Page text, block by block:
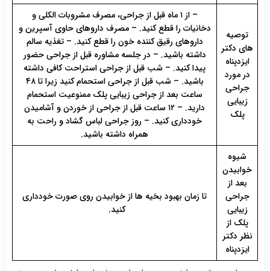
توصیه
های دکتر
ایزدپناه
در مورد
جراحی
زیبایی
پلک
– از ۱ ماه قبل از جراحی، مصرف مشروبات الکلی و
دخانیات را قطع کنید. – مصرف داروهای حاوی آسپرین و
داروهای رقیق کننده خون را قطع کنید. – تغذیه سالم
داشته باشید. – در جلسه مشاوره قبل از جراحی حضور
پیدا کنید. – شب قبل از جراحی استراحت کافی داشته
باشید. – شب قبل از جراحی استحمام کنید زیرا تا ۴۸
ساعت بعد از جراحی زیبایی پلک ممنوعیت استحمام
دارید. – ۱۲ ساعت قبل از جراحی از خوردن و آشامیدن
خودداری کنید. – روز جراحی لباس گشاد و راحت به
همراه داشته باشید.
شیوه
خوابیدن
بعد از
جراحی
زیبایی
پلک از
نظر دکتر
ایزدپناه
تا زمان بهبود بخیه ها از خوابیدن روی صورت خودداری
کنید.